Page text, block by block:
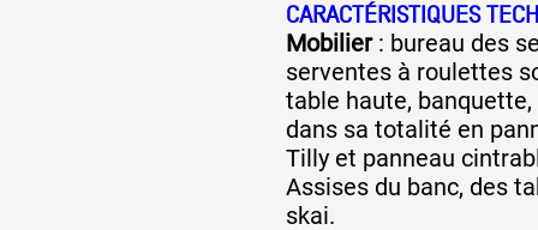
CARACTÉRISTIQUES
Mobilier : bureau des
serventes à roulettes
table haute,
dans sa totalité en
Tilly et panneau
Assises du banc, des
skai.